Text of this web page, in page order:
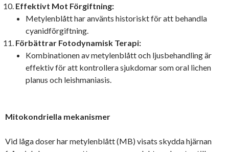
Effektivt Mot Förgiftning:
Metylenblått har använts historiskt för att behandla
cyanidförgiftning.
Förbättrar Fotodynamisk Terapi:
Kombinationen av metylenblått och ljusbehandling är
effektiv för att kontrollera sjukdomar som oral lichen
planus och leishmaniasis.
Mitokondriella mekanismer
Vid låga doser har metylenblått (MB) visats skydda hjärnan